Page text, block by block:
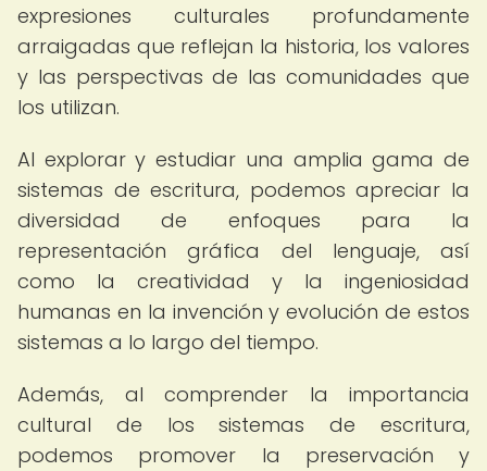
expresiones culturales profundamente
arraigadas que reflejan la historia, los valores
y las perspectivas de las comunidades que
los utilizan.
Al explorar y estudiar una amplia gama de
sistemas de escritura, podemos apreciar la
diversidad de enfoques para la
representación gráfica del lenguaje, así
como la creatividad y la ingeniosidad
humanas en la invención y evolución de estos
sistemas a lo largo del tiempo.
Además, al comprender la importancia
cultural de los sistemas de escritura,
podemos promover la preservación y